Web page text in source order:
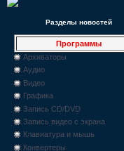
Разделы новостей
Программы
Архиваторы
Аудио
Видео
Графика
Запись CD/DVD
Запись видео с экрана
Клавиатура и мышь
Конвертеры